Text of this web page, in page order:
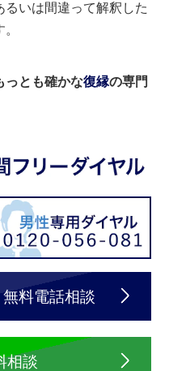
いは間違って解釈した
っとも確かな復縁の専門
料電話相談
相談